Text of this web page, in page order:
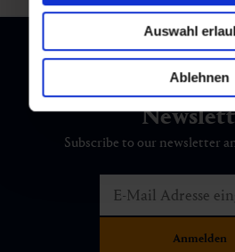
Auswahl
Ablehnen
Subscribe to our newsletter